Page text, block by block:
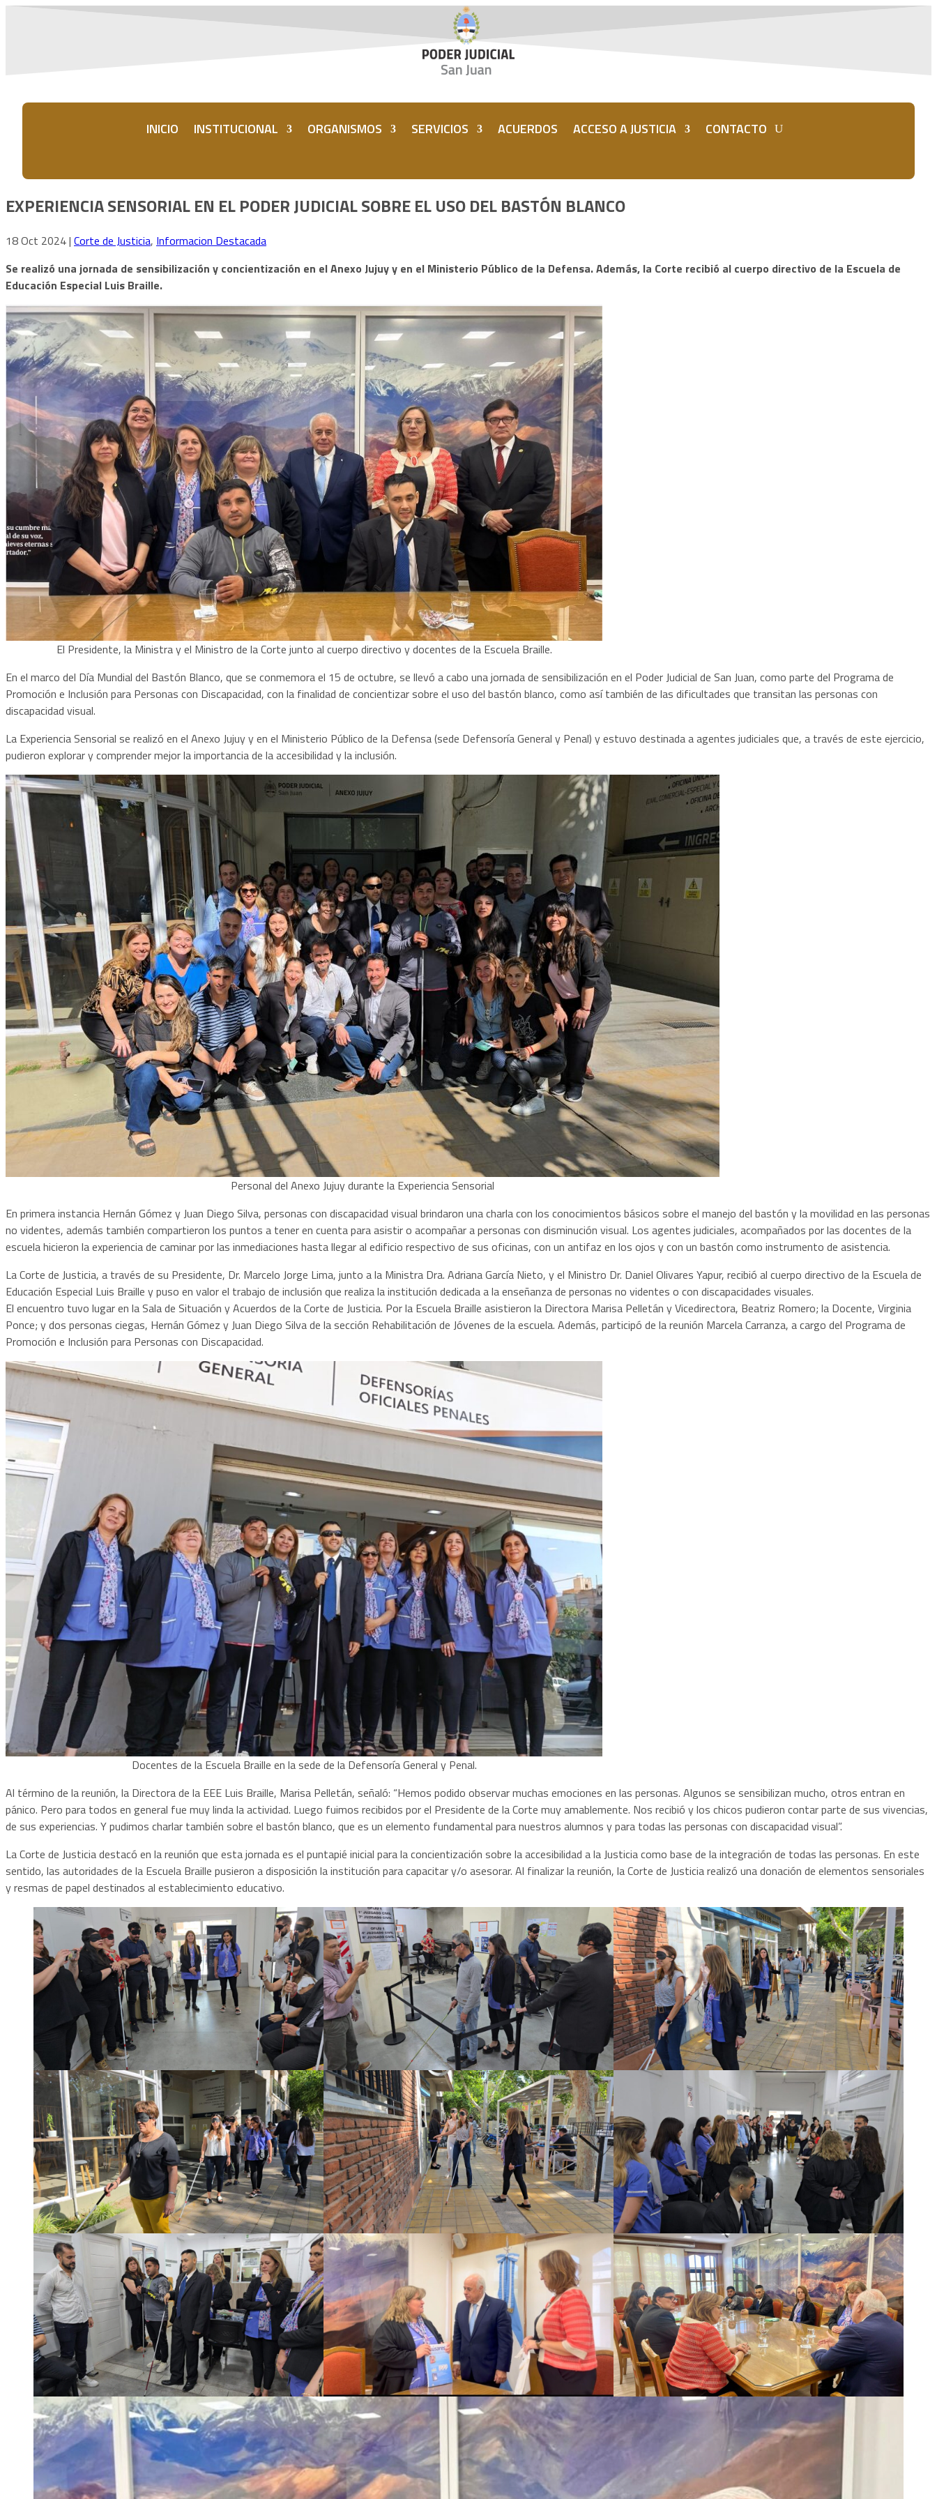
INICIO INSTITUCIONAL ORGANISMOS SERVICIOS ACUERDOS ACCESO A JUSTICIA CONTACTO
EXPERIENCIA SENSORIAL EN EL PODER JUDICIAL SOBRE EL USO DEL BASTÓN BLANCO
18 Oct 2024| Corte de Justicia, Informacion Destacada
Se realizó una jornada de sensibilización y concientización en el Anexo Jujuy y en el Ministerio Público de la Defensa. Además, la Corte recibió al cuerpo directivo de la Escuela de
Educación Especial Luis Braille.
El Presidente, la Ministra y el Ministro de la Corte junto al cuerpo directivo y docentes de la Escuela Braille.
En el marco del Día Mundial del Bastón Blanco, que se conmemora el 15 de octubre, se llevó a cabo una jornada de sensibilización en el Poder Judicial de San Juan, como parte del Programa de
Promoción e Inclusión para Personas con Discapacidad, con la finalidad de concientizar sobre el uso del bastón blanco, como así también de las dificultades que transitan las personas con
discapacidad visual.
La Experiencia Sensorial se realizó en el Anexo Jujuy y en el Ministerio Público de la Defensa (sede Defensoría General y Penal) y estuvo destinada a agentes judiciales que, a través de este ejercicio,
pudieron explorar y comprender mejor la importancia de la accesibilidad y la inclusión.
Personal del Anexo Jujuy durante la Experiencia Sensorial
En primera instancia Hernán Gómez y Juan Diego Silva, personas con discapacidad visual brindaron una charla con los conocimientos básicos sobre el manejo del bastón y la movilidad en las personas
no videntes, además también compartieron los puntos a tener en cuenta para asistir o acompañar a personas con disminución visual. Los agentes judiciales, acompañados por las docentes de la
escuela hicieron la experiencia de caminar por las inmediaciones hasta llegar al edificio respectivo de sus oficinas, con un antifaz en los ojos y con un bastón como instrumento de asistencia.
La Corte de Justicia, a través de su Presidente, Dr. Marcelo Jorge Lima, junto a la Ministra Dra. Adriana García Nieto, y el Ministro Dr. Daniel Olivares Yapur, recibió al cuerpo directivo de la Escuela de
Educación Especial Luis Braille y puso en valor el trabajo de inclusión que realiza la institución dedicada a la enseñanza de personas no videntes o con discapacidades visuales.
El encuentro tuvo lugar en la Sala de Situación y Acuerdos de la Corte de Justicia. Por la Escuela Braille asistieron la Directora Marisa Pelletán y Vicedirectora, Beatriz Romero; la Docente, Virginia
Ponce; y dos personas ciegas, Hernán Gómez y Juan Diego Silva de la sección Rehabilitación de Jóvenes de la escuela. Además, participó de la reunión Marcela Carranza, a cargo del Programa de
Promoción e Inclusión para Personas con Discapacidad.
Docentes de la Escuela Braille en la sede de la Defensoría General y Penal.
Al término de la reunión, la Directora de la EEE Luis Braille, Marisa Pelletán, señaló: “Hemos podido observar muchas emociones en las personas. Algunos se sensibilizan mucho, otros entran en
pánico. Pero para todos en general fue muy linda la actividad. Luego fuimos recibidos por el Presidente de la Corte muy amablemente. Nos recibió y los chicos pudieron contar parte de sus vivencias,
de sus experiencias. Y pudimos charlar también sobre el bastón blanco, que es un elemento fundamental para nuestros alumnos y para todas las personas con discapacidad visual”.
La Corte de Justicia destacó en la reunión que esta jornada es el puntapié inicial para la concientización sobre la accesibilidad a la Justicia como base de la integración de todas las personas. En este
sentido, las autoridades de la Escuela Braille pusieron a disposición la institución para capacitar y/o asesorar. Al finalizar la reunión, la Corte de Justicia realizó una donación de elementos sensoriales
y resmas de papel destinados al establecimiento educativo.